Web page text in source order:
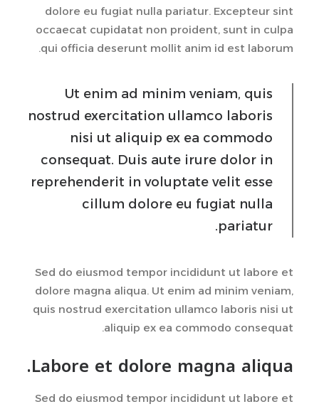
dolore eu fugiat nulla pariatur. Excepteur sint
occaecat cupidatat non proident, sunt in culpa
qui officia deserunt mollit anim id est laborum.
Ut enim ad minim veniam, quis
nostrud exercitation ullamco laboris
nisi ut aliquip ex ea commodo
consequat. Duis aute irure dolor in
reprehenderit in voluptate velit esse
cillum dolore eu fugiat nulla
pariatur.
Sed do eiusmod tempor incididunt ut labore et
dolore magna aliqua. Ut enim ad minim veniam,
quis nostrud exercitation ullamco laboris nisi ut
aliquip ex ea commodo consequat.
Labore et dolore magna aliqua.
Sed do eiusmod tempor incididunt ut labore et